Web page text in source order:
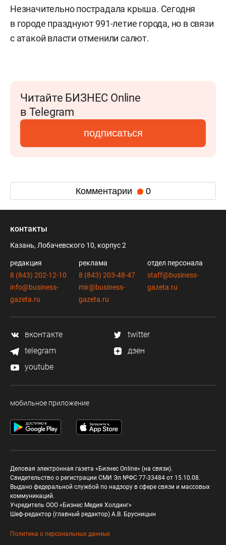
Незначительно пострадала крыша. Сегодня
в городе празднуют 991-летие города, но в связи
с атакой власти отменили салют.
Читайте БИЗНЕС Online
в Telegram
подписаться
Комментарии 0
контакты
Казань, Лобачевского 10, корпус 2
редакция
8 (843) 202-12-10
info@business-
gazeta.ru
реклама
8 (843) 203-48-47
mir@business-
gazeta.ru
отдел персонала
staff@business-
gazeta.ru
вконтакте
twitter
telegram
дзен
youtube
мобильное приложение
Деловая электронная газета «Бизнес Online» (на связи).
Свидетельство о регистрации СМИ Эл №ФС 77-33484 от 15.10.08.
Выдано федеральной службой по надзору в сфере связи и массовых
коммуникаций.
Учредитель ООО «Бизнес Медия Холдинг»
Шеф-редактор (главный редактор) А.В. Брусницын
Политика о персональных данных